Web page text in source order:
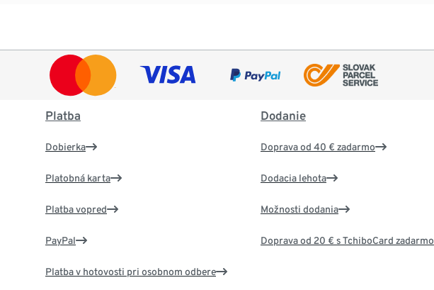
Platba
Dobierka
Platobná karta
Platba vopred
PayPal
Platba v hotovosti pri osobnom odbere
Dodanie
Doprava od 40 € zadarmo
Dodacia lehota
Možnosti dodania
Doprava od 20 € s TchiboCard zadarmo